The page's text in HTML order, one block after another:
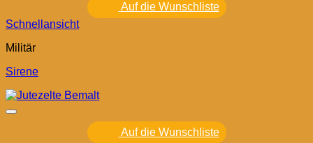
Auf die Wunschliste
Schnellansicht
Militär
Sirene
Auf die Wunschliste